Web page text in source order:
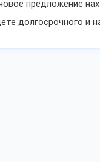
предложение
долгосрочного и